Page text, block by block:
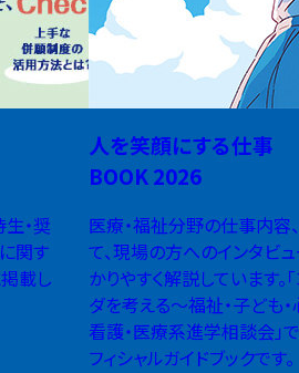
・奨
関す
載し
人を笑顔にする仕事
BOOK 2026
医療・福祉分野の仕事内容
て、現場の方へのインタビ
かりやすく解説しています。
ダを考える〜福祉・子ども・
看護・医療系進学相談会」
フィシャルガイドブックです。